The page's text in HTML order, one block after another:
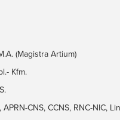
(Magistra Artium)
Kfm.
CNS, CCNS, RNC-NIC,